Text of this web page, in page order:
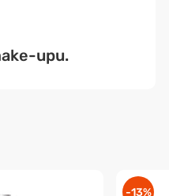
upu.
-13%